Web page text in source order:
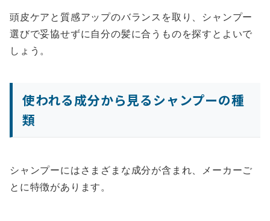
頭皮ケアと質感アップのバランスを取り、シャンプー
選びで妥協せずに自分の髪に合うものを探すとよいで
しょう。
使われる成分から見るシャンプーの種
類
シャンプーにはさまざまな成分が含まれ、メーカーご
とに特徴があります。